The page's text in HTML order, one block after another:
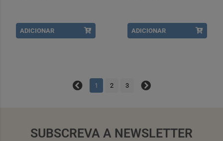
ADICIONAR ADICIONAR
1 2 3
SUBSCREVA A NEWSLETTER